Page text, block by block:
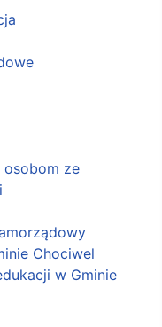
osobom ze
Chociwel
w Gminie